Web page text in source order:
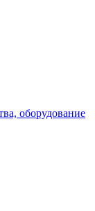
оборудование